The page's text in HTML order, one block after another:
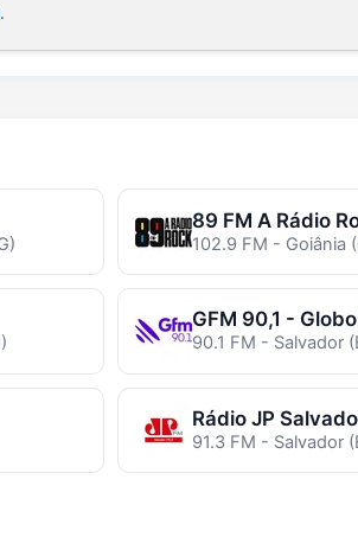
.
89 FM A Rádio
102.9 FM - Goiânia
GFM 90,1 -
90.1 FM - Salvador
Rádio JP
91.3 FM - Salvador